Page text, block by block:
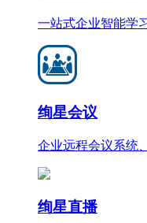
一站式企业智能学
绚星会议
企业远程会议系统
绚星直播